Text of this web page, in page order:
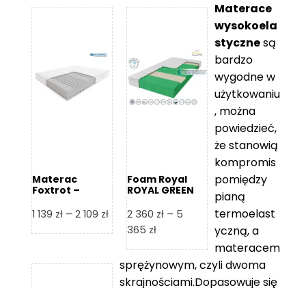
Materac
Foxtrot –
1 139 zł – 2 109 złZakres
cen:
1
139 zł
Foam Royal
ROYAL GREEN
piankowy
2 360 zł – 5
365 złZakres
od
2
Materace
wysokoela
stycznesą
bardzo
wygodne w
użytkowaniu
, można
powiedzieć,
że stanowią
kompromis
pomiędzy
pianą
termoelast
yczną, a
materacem
sprężynowym, czyli dwoma
skrajnościami.Dopasowuje się